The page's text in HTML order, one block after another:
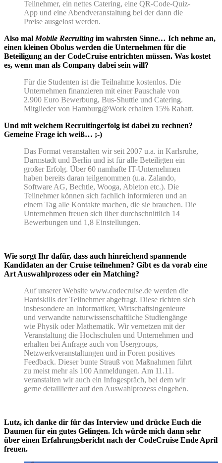
Teilnehmer, ein nettes Catering, eine QR-Code-Quiz-
App und eine Abendveranstaltung bei der dann die
Preise ausgelost werden.
Also mal Mobile Recruiting im wahrsten Sinne… Ich nehme an,
einen kleinen Obolus werden die Unternehmen für die
Beteiligung an der CodeCruise entrichten müssen. Was kostet
es, wenn man als Company dabei sein will?
Für die Studenten ist die Teilnahme kostenlos. Die
Unternehmen finanzieren mit einer Pauschale von
2.900 Euro Bewerbung, Bus-Shuttle und Catering.
Mitglieder von Hamburg@Work erhalten 15% Rabatt.
Und mit welchem Recruitingerfolg ist dabei zu rechnen?
Gemeine Frage ich weiß… ;-)
Das Format veranstalten wir seit 2007 u.a. in Karlsruhe,
Darmstadt und Berlin und ist für alle Beteiligten ein
großer Erfolg. Über 60 namhafte IT-Unternehmen
haben bereits daran teilgenommen (u.a. Zalando,
Software AG, Bechtle, Wooga, Ableton etc.). Die
Teilnehmer können sich fachlich informieren und an
einem Tag alle Kontakte machen, die sie brauchen. Die
Unternehmen freuen sich über durchschnittlich 14
Bewerbungen und 1,8 Einstellungen.
Wie sorgt Ihr dafür, dass auch hinreichend spannende
Kandidaten an der Cruise teilnehmen? Gibt es da vorab eine
Art Auswahlprozess oder ein Matching?
Auf unserer Website www.codecruise.de werden die
Hardskills der Teilnehmer abgefragt. Diese richten sich
insbesondere an Informatiker, Wirtschaftsingenieure
und verwandte naturwissenschaftliche Studiengänge
wie Physik oder Mathematik. Wir vernetzen mit der
Veranstaltung die Hochschulen und Unternehmen und
erhalten bei Anfrage auch von Usergroups,
Netzwerkveranstaltungen und in Foren positives
Feedback. Dieser bunte Strauß von Maßnahmen führt
zu meist mehr als 100 Anmeldungen. Am 11.11.
veranstalten wir auch ein Infogespräch, bei dem wir
gerne detaillierter auf den Auswahlprozess eingehen.
Lutz, ich danke dir für das Interview und drücke Euch die
Daumen für ein gutes Gelingen. Ich würde mich dann sehr
über einen Erfahrungsbericht nach der CodeCruise Ende April
freuen.